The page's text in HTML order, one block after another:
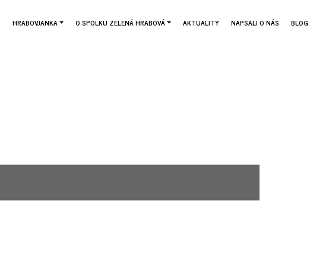
HRABOVJANKA O SPOLKU ZELENÁ HRABOVÁ AKTUALITY NAPSALI O NÁS BLOG